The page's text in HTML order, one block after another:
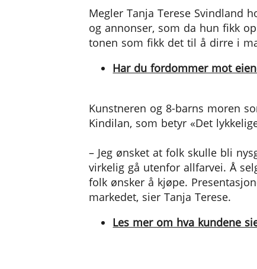
Megler Tanja Terese Svindland
og annonser, som da hun fikk
tonen som fikk det til å dirre i
Har du fordommer mot
Kunstneren og 8-barns moren
Kindilan, som betyr «Det
– Jeg ønsket at folk skulle bli
virkelig gå utenfor allfarvei. Å
folk ønsker å kjøpe.
markedet, sier Tanja Terese.
Les mer om hva kundene